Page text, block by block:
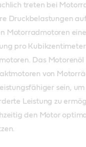
treten bei
Druckbelastungen
Motorradmotoren
pro
Das Motorenöl
von
sein,
Leistung zu
den Motor